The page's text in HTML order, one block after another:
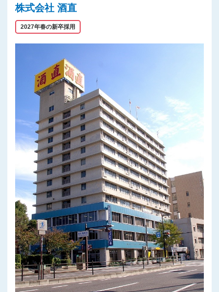
株式会社 酒直
2027年春の新卒採用